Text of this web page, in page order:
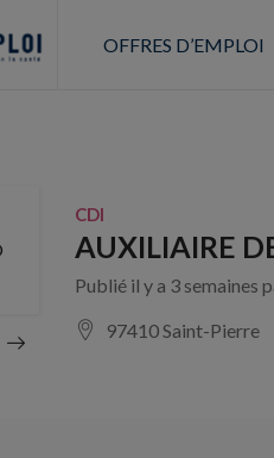
OFFRES D’EMPLOI
CDI
AUXILIAIRE
Publié il y a 3 semaines
97410 Saint-Pierre